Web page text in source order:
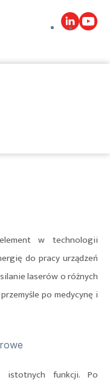
w technologii
do pracy urządzeń
laserów o różnych
po medycynę i
istotnych funkcji. Po